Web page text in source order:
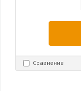
Сравнение